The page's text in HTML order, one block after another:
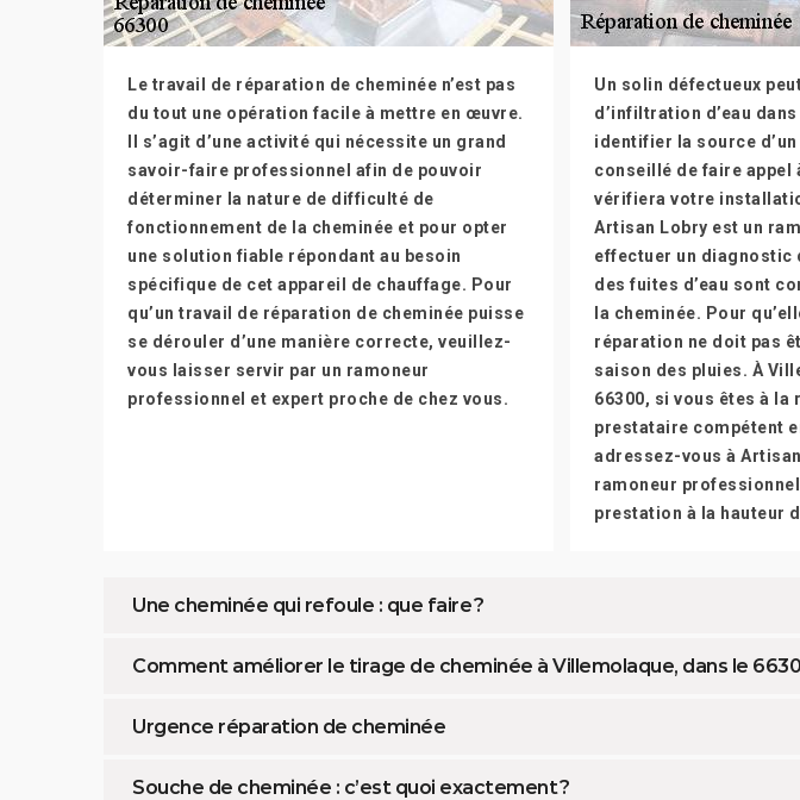
Le travail de réparation de cheminée n’est pas
du tout une opération facile à mettre en œuvre.
Il s’agit d’une activité qui nécessite un grand
savoir-faire professionnel afin de pouvoir
déterminer la nature de difficulté de
fonctionnement de la cheminée et pour opter
une solution fiable répondant au besoin
spécifique de cet appareil de chauffage. Pour
qu’un travail de réparation de cheminée puisse
se dérouler d’une manière correcte, veuillez-
vous laisser servir par un ramoneur
professionnel et expert proche de chez vous.
Un solin défectueux
d’infiltration d’eau
identifier la source
conseillé de faire appel
vérifiera votre
Artisan Lobry est un
effectuer un diagnostic
des fuites d’eau sont
la cheminée. Pour
réparation ne doit pas
saison des pluies. À
66300, si vous êtes à la
prestataire compétent
adressez-vous à Artisan
ramoneur
prestation à la hauteur
Une cheminée qui refoule : que faire ?
Comment améliorer le tirage de cheminée à Villemolaque, dans le
Urgence réparation de cheminée
Souche de cheminée : c’est quoi exactement ?